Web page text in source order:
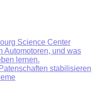
Science Center
Automotoren, und was
lernen.
stabilisieren